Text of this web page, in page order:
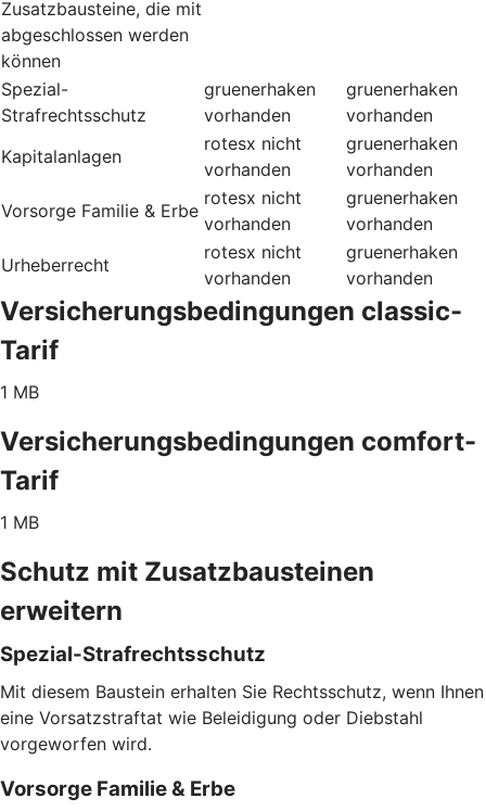
Zusatzbausteine, die mit
abgeschlossen werden
können
Spezial-
Strafrechtsschutz
gruenerhaken
vorhanden
gruenerhaken
vorhanden
Kapitalanlagen
rotesx nicht
vorhanden
gruenerhaken
vorhanden
Vorsorge Familie & Erbe
rotesx nicht
vorhanden
gruenerhaken
vorhanden
Urheberrecht
rotesx nicht
vorhanden
gruenerhaken
vorhanden
Versicherungsbedingungen classic-
Tarif
1 MB
Versicherungsbedingungen comfort-
Tarif
1 MB
Schutz mit Zusatzbausteinen
erweitern
Spezial-Strafrechtsschutz
Mit diesem Baustein erhalten Sie Rechtsschutz, wenn Ihnen
eine Vorsatzstraftat wie Beleidigung oder Diebstahl
vorgeworfen wird.
Vorsorge Familie & Erbe